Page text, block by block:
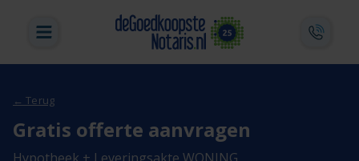
← Terug
Gratis offerte aanvragen